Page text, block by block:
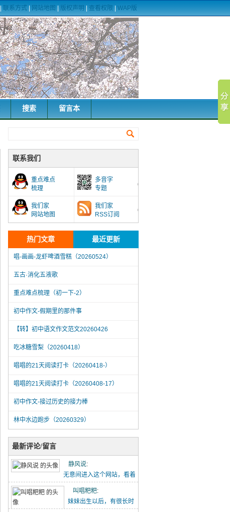
联系方式 网站地图 版权声明 查看权限 WAP版
搜索 留言本
联系我们
重点难点
梳理
多音字
专题
我们家
网站地图
我们家
RSS订阅
热门文章 最近更新
唱-画画-龙虾啤酒雪糕（20260524）
五古·消化五液歌
重点难点梳理（初一下-2）
初中作文-假期里的那件事
【转】初中语文作文范文20260426
吃冰糖雪梨（20260418）
唱唱的21天阅读打卡（20260418-）
唱唱的21天阅读打卡（20260408-17）
初中作文-接过历史的接力棒
林中水边跑步（20260329）
唱-画画-龙虾啤酒雪糕（20260524）
五古·消化五液歌
重点难点梳理（初一下-2）
初中作文-假期里的那件事
【转】初中语文作文范文20260426
最新评论/留言
静风说:
无意间进入这个网站，看着
点滴记录的文章能感...
叫唱粑粑:
妹妹出生以后，有很长时